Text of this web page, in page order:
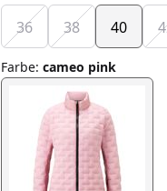
36 38 40
Farbe: cameo pink